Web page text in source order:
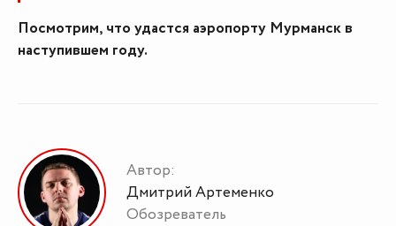
Посмотрим, что удастся аэропорту Мурманск в
наступившем году.
Автор:
Дмитрий Артеменко
Обозреватель